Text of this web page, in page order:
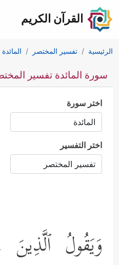
القرآن الكريم
الرئيسية تفسير المختصر المائدة
سورة المائدة تفسير المختصر
اختر سورة
اختر التفسير
وَیَقُولُ ٱلَّذِینَ